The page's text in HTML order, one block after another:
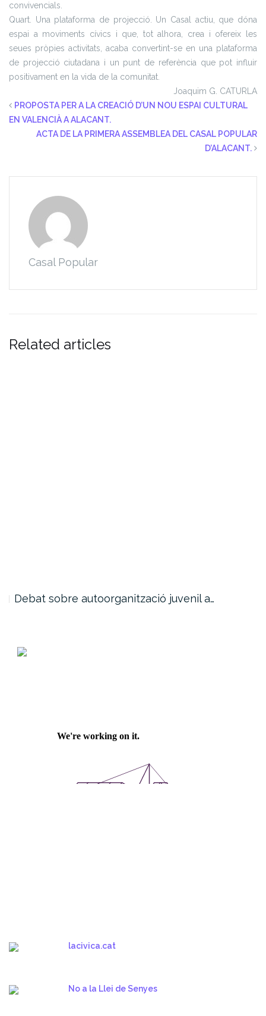
convivencials.
Quart. Una plataforma de projecció. Un Casal actiu, que dóna
espai a moviments cívics i que, tot alhora, crea i ofereix les
seues pròpies activitats, acaba convertint-se en una plataforma
de projecció ciutadana i un punt de referència que pot influir
positivament en la vida de la comunitat.
Joaquim G. CATURLA
PROPOSTA PER A LA CREACIÓ D’UN NOU ESPAI CULTURAL
EN VALENCIÀ A ALACANT.
ACTA DE LA PRIMERA ASSEMBLEA DEL CASAL POPULAR
D’ALACANT.
Casal Popular
Related articles
Debat sobre autoorganització juvenil a…
lacivica.cat
No a la Llei de Senyes